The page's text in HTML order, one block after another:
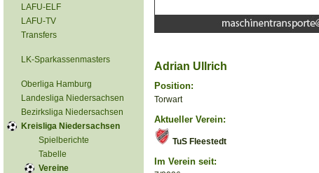
LAFU-ELF
LAFU-TV
Transfers
LK-Sparkassenmasters
Oberliga Hamburg
Landesliga Niedersachsen
Bezirksliga Niedersachsen
Kreisliga Niedersachsen
Spielberichte
Tabelle
Vereine
Adrian Ullrich
Position:
Torwart
Aktueller Verein:
TuS Fleestedt
Im Verein seit: